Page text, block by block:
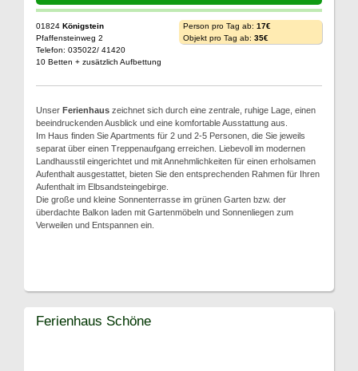
01824 Königstein
Pfaffensteinweg 2
Telefon: 035022/ 41420
10 Betten + zusätzlich Aufbettung
Person pro Tag ab: 17€
Objekt pro Tag ab: 35€
Unser Ferienhaus zeichnet sich durch eine zentrale, ruhige Lage, einen
beeindruckenden Ausblick und eine komfortable Ausstattung aus.
Im Haus finden Sie Apartments für 2 und 2-5 Personen, die Sie jeweils
separat über einen Treppenaufgang erreichen. Liebevoll im modernen
Landhausstil eingerichtet und mit Annehmlichkeiten für einen erholsamen
Aufenthalt ausgestattet, bieten Sie den entsprechenden Rahmen für Ihren
Aufenthalt im Elbsandsteingebirge.
Die große und kleine Sonnenterrasse im grünen Garten bzw. der
überdachte Balkon laden mit Gartenmöbeln und Sonnenliegen zum
Verweilen und Entspannen ein.
Ferienhaus Schöne